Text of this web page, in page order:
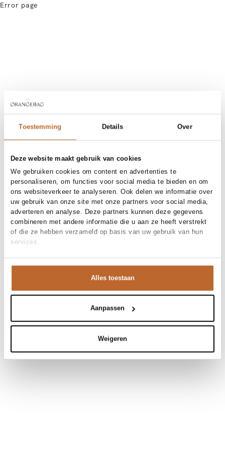
Toestemming Details Over
Deze website maakt gebruik van cookies
We gebruiken cookies om content en advertenties te
personaliseren, om functies voor social media te bieden en om
ons websiteverkeer te analyseren. Ook delen we informatie over
uw gebruik van onze site met onze partners voor social media,
adverteren en analyse. Deze partners kunnen deze gegevens
combineren met andere informatie die u aan ze heeft verstrekt
of die ze hebben verzameld op basis van uw gebruik van hun
services.
Alles toestaan
Aanpassen
Weigeren
Error page